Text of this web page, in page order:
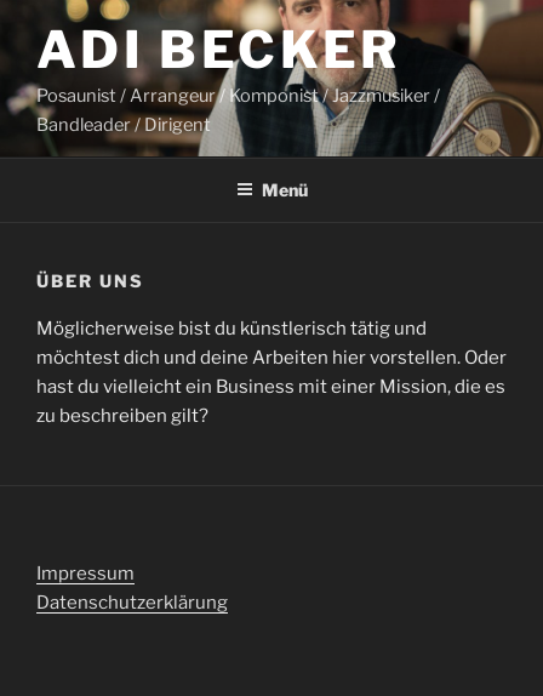
Inhalt
springenADI BECKER
Posaunist / Arrangeur / Komponist / Jazzmusiker /
Bandleader / Dirigent
Menü
ÜBER UNS
Möglicherweise bist du künstlerisch tätig und
möchtest dich und deine Arbeiten hier vorstellen. Oder
hast du vielleicht ein Business mit einer Mission, die es
zu beschreiben gilt?
Impressum
Datenschutzerklärung